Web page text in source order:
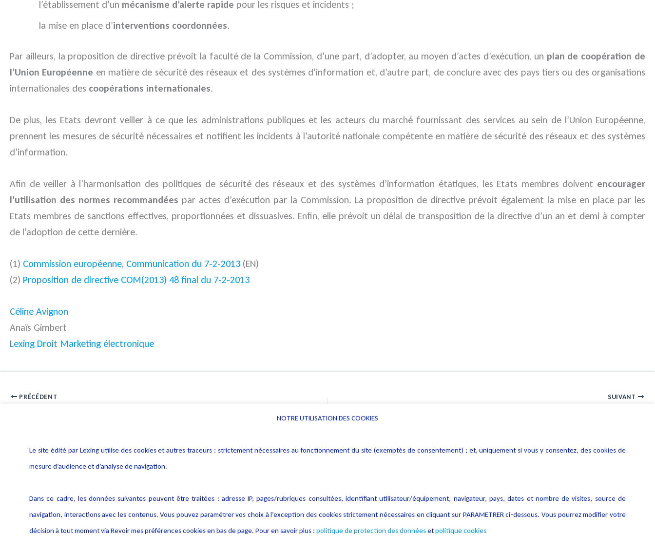
l’établissement d’un mécanisme d’alerte rapide pour les risques et incidents ;
la mise en place d’interventions coordonnées.
Par ailleurs, la proposition de directive prévoit la faculté de la Commission, d’une part, d’adopter, au moyen d’actes d’exécution, un plan de coopération de
l’Union Européenne en matière de sécurité des réseaux et des systèmes d’information et, d’autre part, de conclure avec des pays tiers ou des organisations
internationales des coopérations internationales.
De plus, les Etats devront veiller à ce que les administrations publiques et les acteurs du marché fournissant des services au sein de l’Union Européenne,
prennent les mesures de sécurité nécessaires et notifient les incidents à l’autorité nationale compétente en matière de sécurité des réseaux et des systèmes
d’information.
Afin de veiller à l’harmonisation des politiques de sécurité des réseaux et des systèmes d’information étatiques, les Etats membres doivent encourager
l’utilisation des normes recommandées par actes d’exécution par la Commission. La proposition de directive prévoit également la mise en place par les
Etats membres de sanctions effectives, proportionnées et dissuasives. Enfin, elle prévoit un délai de transposition de la directive d’un an et demi à compter
de l’adoption de cette dernière.
(1) Commission européenne, Communication du 7-2-2013 (EN)
(2) Proposition de directive COM(2013) 48 final du 7-2-2013
Céline Avignon
Anaïs Gimbert
Lexing Droit Marketing électronique
PRÉCÉDENT SUIVANT
données
Politique cookies
NOTRE UTILISATION DES COOKIES
Le site édité par Lexing utilise des cookies et autres traceurs : strictement nécessaires au fonctionnement du site (exemptés de consentement) ; et, uniquement si vous y consentez, des cookies de
mesure d’audience et d’analyse de navigation.
Dans ce cadre, les données suivantes peuvent être traitées : adresse IP, pages/rubriques consultées, identifiant utilisateur/équipement, navigateur, pays, dates et nombre de visites, source de
navigation, interactions avec les contenus. Vous pouvez paramétrer vos choix à l’exception des cookies strictement nécessaires en cliquant sur PARAMETRER ci-dessous. Vous pourrez modifier votre
décision à tout moment via Revoir mes préférences cookies en bas de page. Pour en savoir plus : politique de protection des donnéesetpolitique cookies